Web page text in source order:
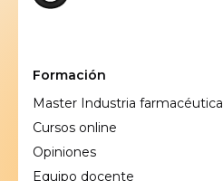
Formación
Master Industria farmacéutica
Cursos online
Opiniones
Equipo docente